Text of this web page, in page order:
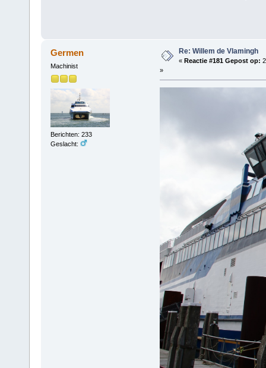
Germen
Machinist
Berichten: 233
Geslacht:
Re: Willem de Vlamingh
« Reactie #181 Gepost op:
»